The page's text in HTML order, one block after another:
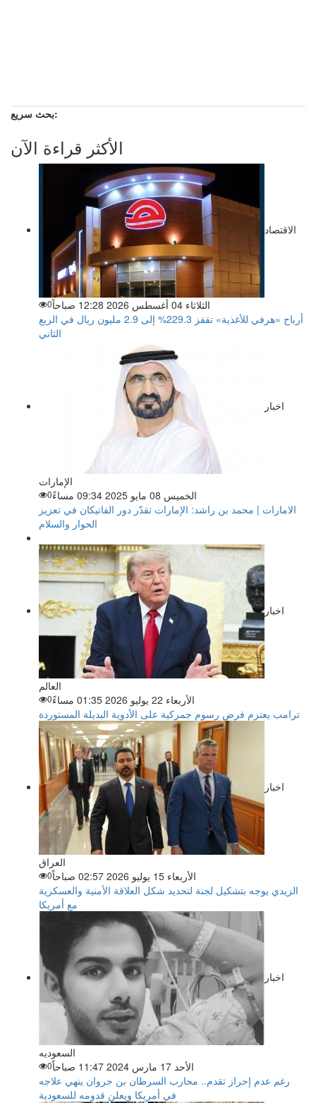
بحث سريع:
الأكثر قراءة الآن
الاقتصاد
الثلاثاء 04 أغسطس 2026 12:28 صباحاً 0
أرباح «هرفي للأغذية» تقفز 229.3% إلى 2.9 مليون ريال في الربع
الثاني
اخبار
الإمارات
الخميس 08 مايو 2025 09:34 مساءً
0
الامارات | محمد بن راشد: الإمارات تقدّر دور الفاتيكان في تعزيز
الحوار والسلام
اخبار
العالم
الأربعاء 22 يوليو 2026 01:35 مساءً
0
ترامب يعتزم فرض رسوم جمركية على الأدوية البديلة المستوردة
اخبار
العراق
الأربعاء 15 يوليو 2026 02:57 صباحاً
0
الزيدي يوجه بتشكيل لجنة لتحديد شكل العلاقة الأمنية والعسكرية
مع أمريكا
اخبار
السعوديه
الأحد 17 مارس 2024 11:47 صباحاً
0
رغم عدم إحراز تقدم.. محارب السرطان بن جروان ينهي علاجه
في أمريكا ويعلن قدومه للسعودية